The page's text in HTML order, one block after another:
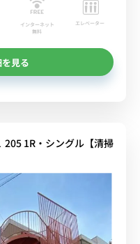
インターネット
無料
エレベーター
見る
205 1R・シングル【清掃